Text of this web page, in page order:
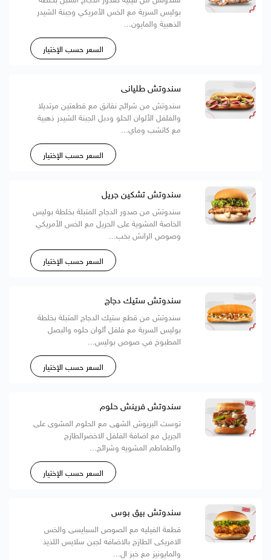
بوليس السرية مع الخس الأمريكي وجبنة الشيدر
الذهبية والمايون...
السعر حسب الإختيار
سندوتش طليانى
سندوتش من شرائح نقانق مع قطعتين مرتديلا
والفلفل الألوان الحلو ودبل الجبنة الشيدر ذهبية
مع كاتشب وماي...
السعر حسب الإختيار
سندوتش تشكين جريل
سندوتش من صدور الدجاج المتبلة بخلطة بوليس
الخاصة المشوية على الجريل مع الخس الأمريكي
وصوص الرانش بخب...
السعر حسب الإختيار
سندوتش ستيك دجاج
سندوتش من قطع ستيك الدجاج المتبلة بخلطة
بوليس السرية مع فلفل ألوان حلوه والبصل
المطبوخ في صوص بوليس...
السعر حسب الإختيار
سندوتش فرينش حلوم
توست البريوش الشهى مع الحلوم المشوى على
الجريل مع اضافة الفلفل الاخضرالطازج
والطماطم المشويه وشرائح...
السعر حسب الإختيار
سندوتش بيق بوس
قطعة الفيليه مع الصوص السبايسى والخس
الامريكى الطازج بالاضافه لجبن سلايس اللذيذ
والمايونيز مع خبز ال...